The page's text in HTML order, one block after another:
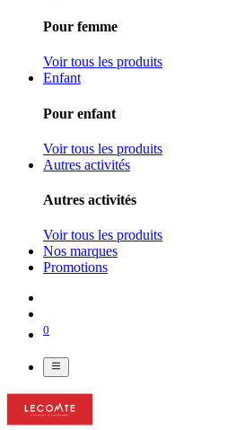
Pour femme
Voir tous les produits
Enfant
Pour enfant
Voir tous les produits
Autres activités
Autres activités
Voir tous les produits
Nos marques
Promotions
0